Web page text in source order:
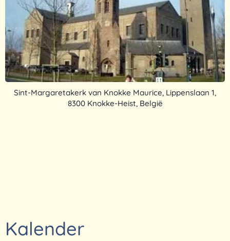
Sint-Margaretakerk van Knokke Maurice, Lippenslaan 1,
8300 Knokke-Heist, België
Kalender